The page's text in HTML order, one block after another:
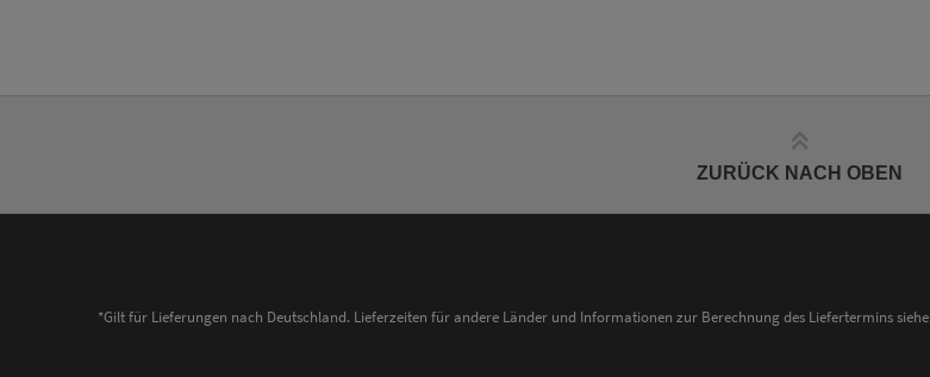
ZURÜCK NACH OBEN
*Gilt für Lieferungen nach Deutschland. Lieferzeiten für andere Länder und Informationen zur Berechnung des Liefertermins siehe